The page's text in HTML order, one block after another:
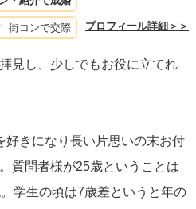
街コンで交際 プロフィール詳細＞＞
見し、少しでもお役に立てれ
好きになり長い片思いの末お付
質問者様が25歳ということは
学生の頃は7歳差というと年の